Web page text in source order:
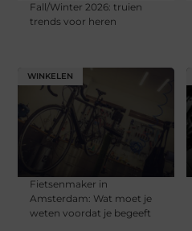
Fall/Winter 2026: truien
trends voor heren
WINKELEN
Fietsenmaker in
Amsterdam: Wat moet je
weten voordat je begeeft